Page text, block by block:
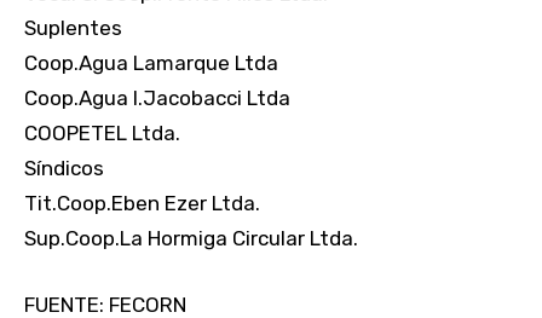
Suplentes
Coop.Agua Lamarque Ltda
Coop.Agua I.Jacobacci Ltda
COOPETEL Ltda.
Síndicos
Tit.Coop.Eben Ezer Ltda.
Sup.Coop.La Hormiga Circular Ltda.
FUENTE: FECORN